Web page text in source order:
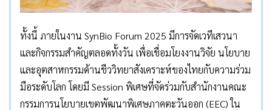
ทั้งนี้ ภายในงาน SynBio Forum 2025 มีการจัดเวทีเสวนา
และกิจกรรมสำคัญตลอดทั้งวัน เพื่อเชื่อมโยงงานวิจัย นโยบาย
และอุตสาหกรรมด้านชีววิทยาสังเคราะห์ของไทยกับความร่วม
มือระดับโลก โดยมี Session พิเศษที่จัดร่วมกับสำนักงานคณะ
กรรมการนโยบายเขตพัฒนาพิเศษภาคตะวันออก (EEC) ใน